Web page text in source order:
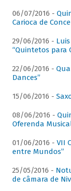
06/07/2016 -
Carioca de
29/06/2016 -
“Quintetos para
22/06/2016 -
Dances”
15/06/2016 -
08/06/2016 -
Oferenda
01/06/2016 - VII
entre Mundos”
25/05/2016 -
de câmara de